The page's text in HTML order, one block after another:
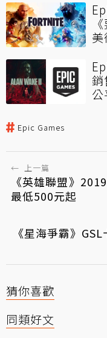
公
Epic Games
← 上一篇
《英雄聯盟》
最低500元起
《星海爭霸》
猜你喜歡
同類好文